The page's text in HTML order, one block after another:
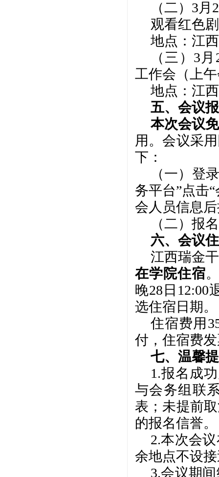
（二） 3月
观看红色
地点：江
（三） 3月
工作会（上
地点：江
五、会议
本次会议
用。会议采
下：
（一）登
务平台”点击
会人员信息
（二）报
六、会议
江西瑞金
在学院住宿
晚28日12:00
选住宿日期。
住宿费用
付，住宿费
七、温馨
1.报名成
与会务组联
表；未提前
的报名信誉。
2.本次会
余地点不设
3.会议期